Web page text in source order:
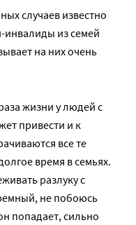
случаев известно
инвалиды из семей
на них очень
жизни у людей с
привести и к
все те
время в семьях.
разлуку с
не побоюсь
попадает, сильно